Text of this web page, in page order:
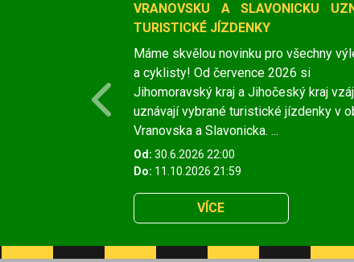
VRANOVSKU A SLAVONICKU
TURISTICKÉ JÍZDENKY
Máme skvělou novinku pro všechny
a cyklisty! Od července 2026 si
Jihomoravský kraj a Jihočeský kraj
uznávají vybrané turistické jízdenky v
Vranovska a Slavonicka. ...
Od: 30.6.2026 22:00
Do: 11.10.2026 21:59
VÍCE
Previous